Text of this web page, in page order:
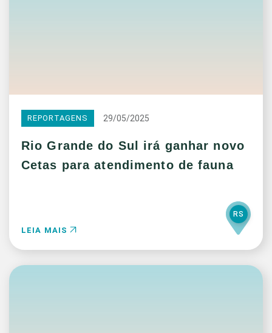
REPORTAGENS 29/05/2025
Rio Grande do Sul irá ganhar novo
Cetas para atendimento de fauna
LEIA MAIS
RS